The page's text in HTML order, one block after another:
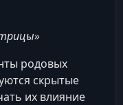
родовых
скрытые
их влияние